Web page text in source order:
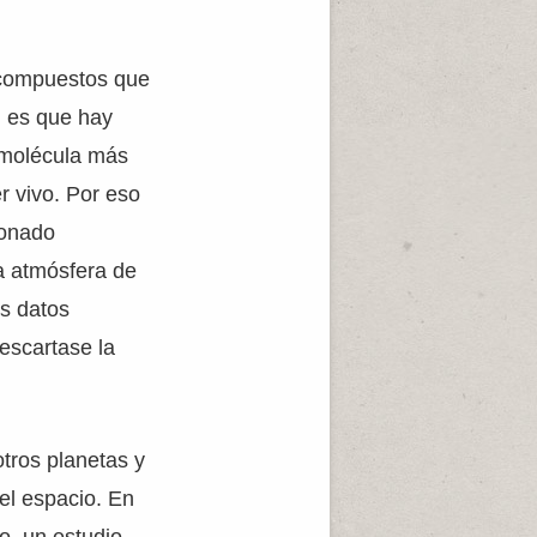
que
es que hay
más
vivo. Por eso
atmósfera de
datos
la
planetas y
espacio. En